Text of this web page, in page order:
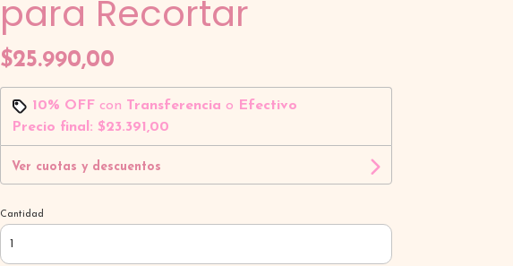
para Recortar
$25.990,00
10% OFFcon Transferencia o
Efectivo
Precio final: $23.391,00
Ver cuotas y descuentos
Cantidad